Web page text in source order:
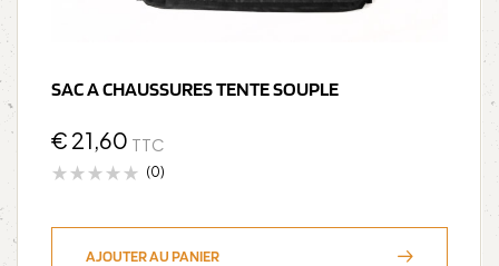
SAC A CHAUSSURES TENTE SOUPLE
€ 21,60 TTC
(0)
AJOUTER AU PANIER